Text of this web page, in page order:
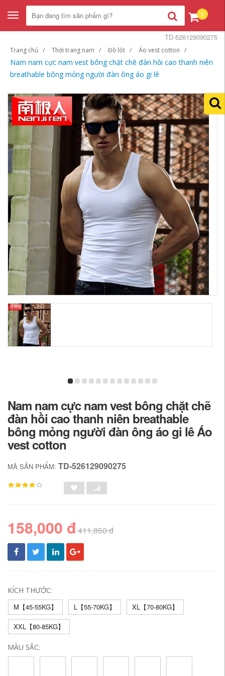
Toggle
navigation
0
Trang chủ Thời trang nam Đồ lót Áo vest cotton
Nam nam cực nam vest bông chặt chẽ đàn hồi cao thanh niên
breathable bông mỏng người đàn ông áo gi lê
TD-526129090275
Nam nam cực nam vest bông chặt chẽ
đàn hồi cao thanh niên breathable
bông mỏng người đàn ông áo gi lê Áo
vest cotton
MÃ SẢN PHẨM: TD-526129090275
158,000 đ411,850 đ
KÍCH THƯỚC:
M【45-55KG】
L【55-70KG】 XL【70-80KG】
XXL【80-85KG】
MÀU SẮC: